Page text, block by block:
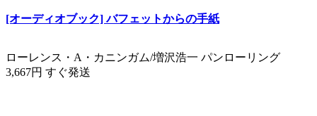
[オーディオブック] バフェットからの手紙
ローレンス・A・カニンガム/増沢浩一 パンローリング
3,667円 すぐ発送